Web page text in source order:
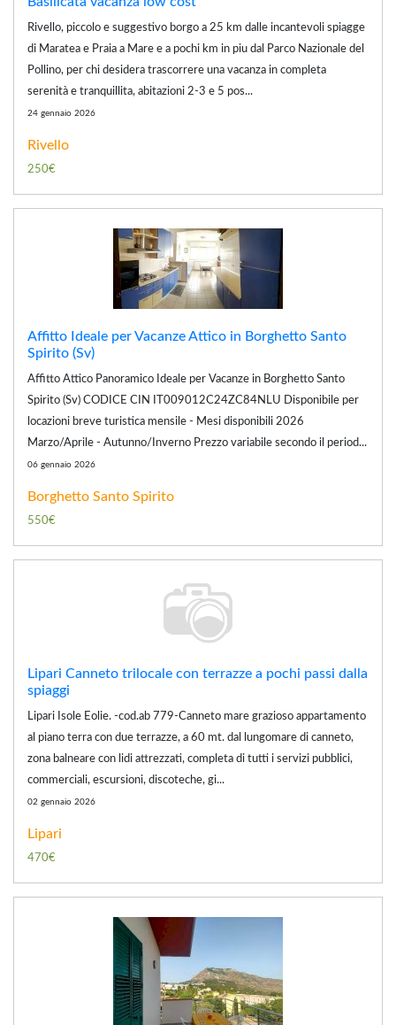
Rivello, piccolo e suggestivo borgo a 25 km dalle incantevoli spiagge
di Maratea e Praia a Mare e a pochi km in piu dal Parco Nazionale del
Pollino, per chi desidera trascorrere una vacanza in completa
serenità e tranquillita, abitazioni 2-3 e 5 pos...
24 gennaio 2026
Rivello
250€
Affitto Ideale per Vacanze Attico in Borghetto Santo
Spirito (Sv)
Affitto Attico Panoramico Ideale per Vacanze in Borghetto Santo
Spirito (Sv) CODICE CIN IT009012C24ZC84NLU Disponibile per
locazioni breve turistica mensile - Mesi disponibili 2026
Marzo/Aprile - Autunno/Inverno Prezzo variabile secondo il period...
06 gennaio 2026
Borghetto Santo Spirito
550€
Lipari Canneto trilocale con terrazze a pochi passi dalla
spiaggi
Lipari Isole Eolie. -cod.ab 779-Canneto mare grazioso appartamento
al piano terra con due terrazze, a 60 mt. dal lungomare di canneto,
zona balneare con lidi attrezzati, completa di tutti i servizi pubblici,
commerciali, escursioni, discoteche, gi...
02 gennaio 2026
Lipari
470€